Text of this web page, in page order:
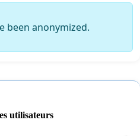
been anonymized.
utilisateurs